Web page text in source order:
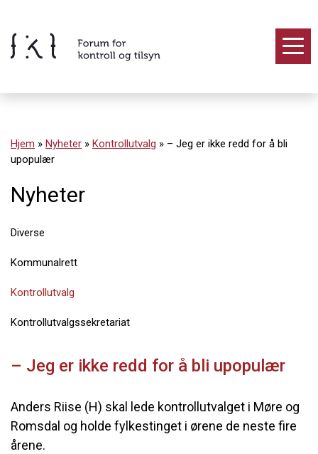
innholdet
Hjem » Nyheter » Kontrollutvalg » – Jeg er ikke redd for å bli
upopulær
Nyheter
Diverse
Kommunalrett
Kontrollutvalg
Kontrollutvalgssekretariat
– Jeg er ikke redd for å bli upopulær
Anders Riise (H) skal lede kontrollutvalget i Møre og
Romsdal og holde fylkestinget i ørene de neste fire
årene.